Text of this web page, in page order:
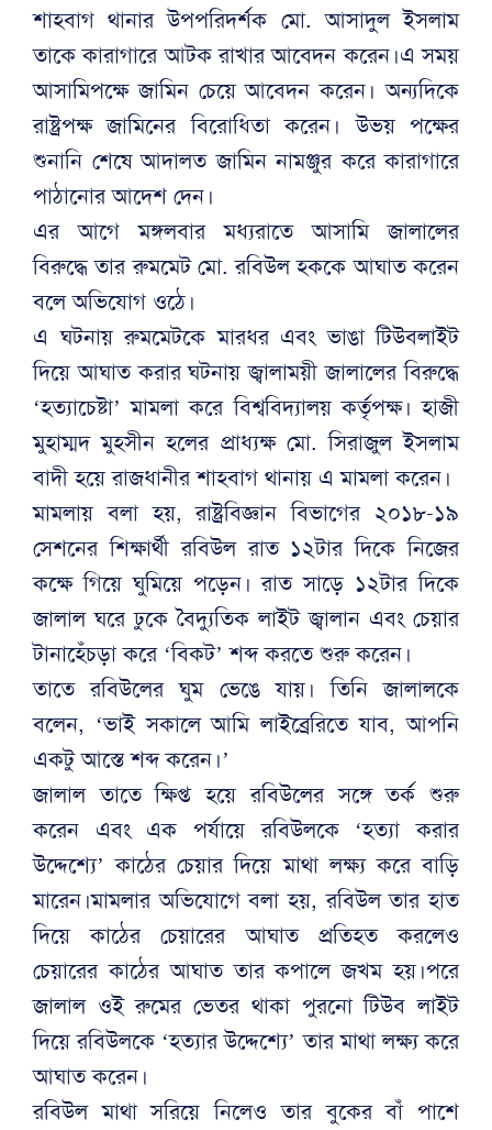
শাহবাগ থানার উপপরিদর্শক মো. আসাদুল ইসলাম
তাকে কারাগারে আটক রাখার আবেদন করেন।এ সময়
আসামিপক্ষে জামিন চেয়ে আবেদন করেন। অন্যদিকে
রাষ্ট্রপক্ষ জামিনের বিরোধিতা করেন। উভয় পক্ষের
শুনানি শেষে আদালত জামিন নামঞ্জুর করে কারাগারে
পাঠানোর আদেশ দেন।
এর আগে মঙ্গলবার মধ্যরাতে আসামি জালালের
বিরুদ্ধে তার রুমমেট মো. রবিউল হককে আঘাত করেন
বলে অভিযোগ ওঠে।
এ ঘটনায় রুমমেটকে মারধর এবং ভাঙা টিউবলাইট
দিয়ে আঘাত করার ঘটনায় জ্বালাময়ী জালালের বিরুদ্ধে
‘হত্যাচেষ্টা’ মামলা করে বিশ্ববিদ্যালয় কর্তৃপক্ষ। হাজী
মুহাম্মদ মুহসীন হলের প্রাধ্যক্ষ মো. সিরাজুল ইসলাম
বাদী হয়ে রাজধানীর শাহবাগ থানায় এ মামলা করেন।
মামলায় বলা হয়, রাষ্ট্রবিজ্ঞান বিভাগের ২০১৮-১৯
সেশনের শিক্ষার্থী রবিউল রাত ১২টার দিকে নিজের
কক্ষে গিয়ে ঘুমিয়ে পড়েন। রাত সাড়ে ১২টার দিকে
জালাল ঘরে ঢুকে বৈদ্যুতিক লাইট জ্বালান এবং চেয়ার
টানাহেঁচড়া করে ‘বিকট’ শব্দ করতে শুরু করেন।
তাতে রবিউলের ঘুম ভেঙে যায়। তিনি জালালকে
বলেন, ‘ভাই সকালে আমি লাইব্রেরিতে যাব, আপনি
একটু আস্তে শব্দ করেন।’
জালাল তাতে ক্ষিপ্ত হয়ে রবিউলের সঙ্গে তর্ক শুরু
করেন এবং এক পর্যায়ে রবিউলকে ‘হত্যা করার
উদ্দেশ্যে’ কাঠের চেয়ার দিয়ে মাথা লক্ষ্য করে বাড়ি
মারেন।মামলার অভিযোগে বলা হয়, রবিউল তার হাত
দিয়ে কাঠের চেয়ারের আঘাত প্রতিহত করলেও
চেয়ারের কাঠের আঘাত তার কপালে জখম হয়।পরে
জালাল ওই রুমের ভেতর থাকা পুরনো টিউব লাইট
দিয়ে রবিউলকে ‘হত্যার উদ্দেশ্যে’ তার মাথা লক্ষ্য করে
আঘাত করেন।
রবিউল মাথা সরিয়ে নিলেও তার বুকের বাঁ পাশে